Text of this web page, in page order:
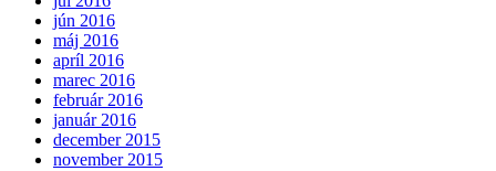
jún 2016
máj 2016
apríl 2016
marec 2016
február 2016
január 2016
december 2015
november 2015